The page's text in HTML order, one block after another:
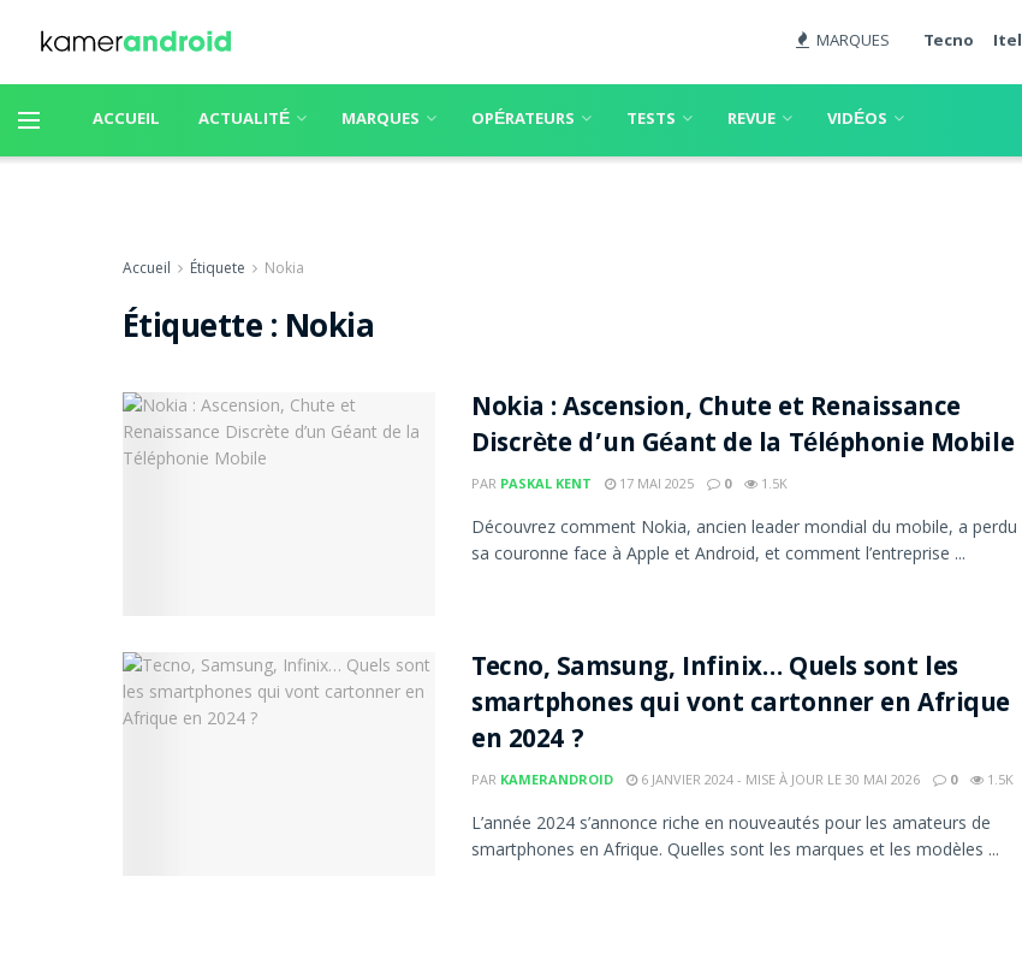
MARQUES Tecno Itel
ACCUEIL ACTUALITÉ MARQUES OPÉRATEURS TESTS REVUE VIDÉOS
Accueil Étiquete Nokia
Étiquette : Nokia
Nokia : Ascension, Chute et Renaissance
Discrète d’un Géant de la Téléphonie Mobile
PAR PASKAL KENT 17 MAI 2025 0 1.5K
Découvrez comment Nokia, ancien leader mondial du mobile, a perdu
sa couronne face à Apple et Android, et comment l’entreprise ...
Tecno, Samsung, Infinix… Quels sont les
smartphones qui vont cartonner en Afrique
en 2024 ?
PAR KAMERANDROID 6 JANVIER 2024 - MISE À JOUR LE 30 MAI 2026 0 1.5K
L’année 2024 s’annonce riche en nouveautés pour les amateurs de
smartphones en Afrique. Quelles sont les marques et les modèles ...